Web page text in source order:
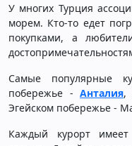
У многих Турция
морем. Кто-то едет
покупками, а
Самые популярные
побережье -Анталия,
Эгейском побережье -
Каждый курорт